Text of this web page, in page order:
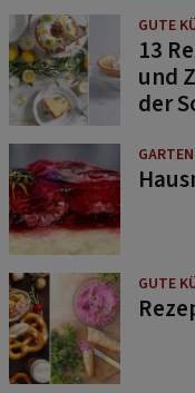
GUTE
13
und
der
GARTEN
GUTE